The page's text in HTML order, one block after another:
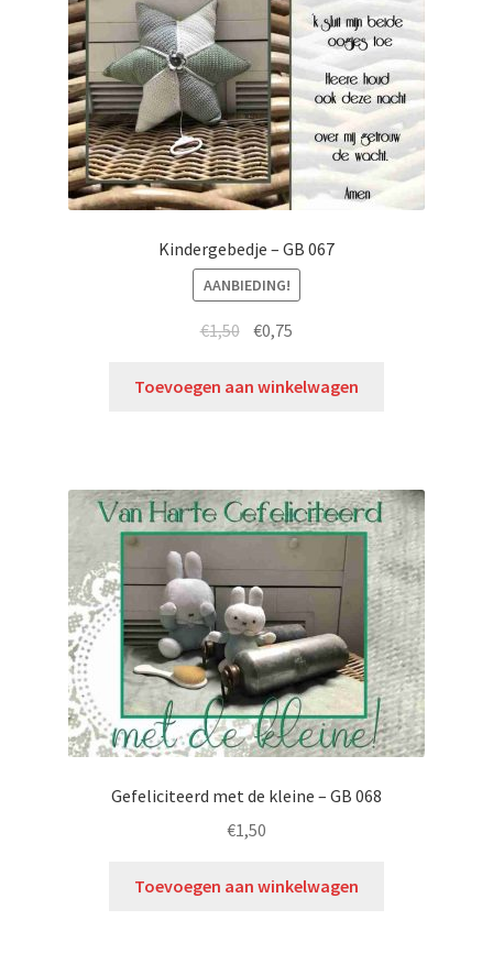
Kindergebedje – GB 067
AANBIEDING!
€1,50 €0,75
Toevoegen aan winkelwagen
Gefeliciteerd met de kleine – GB 068
€1,50
Toevoegen aan winkelwagen